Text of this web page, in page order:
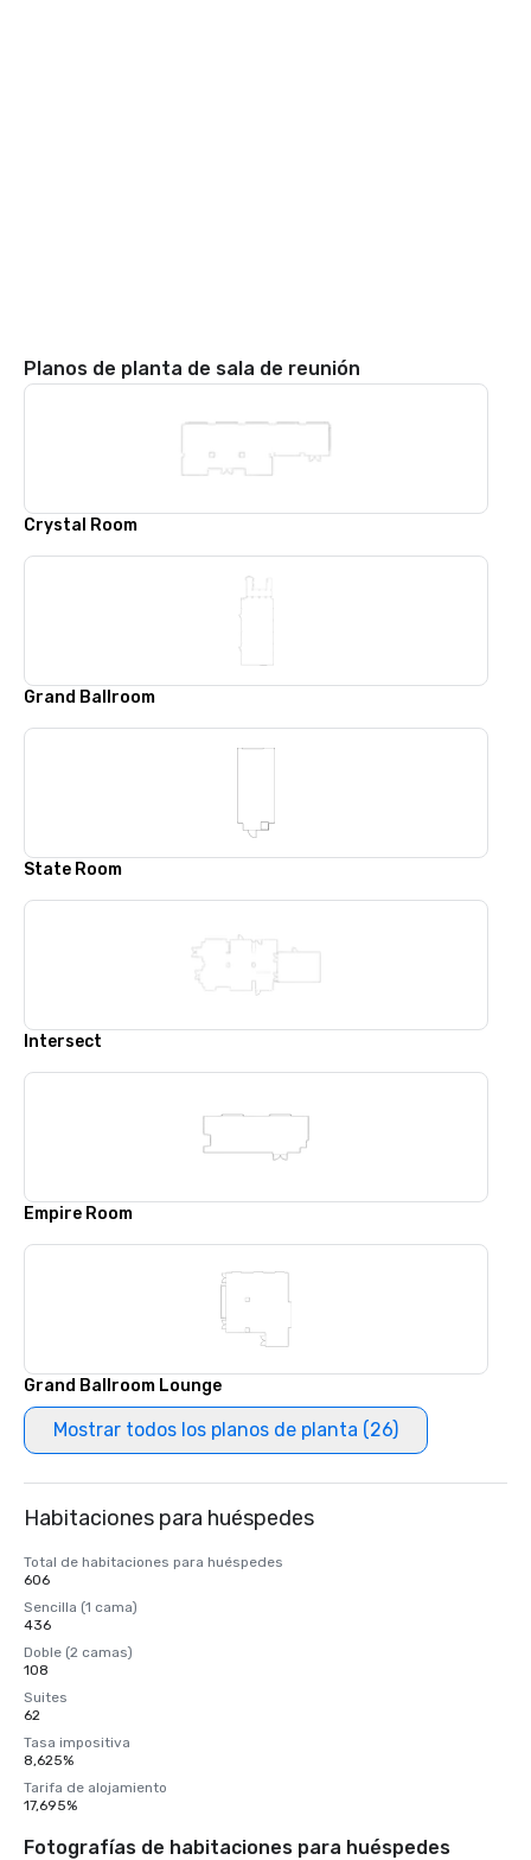
Planos de planta de sala de reunión
Crystal Room
Grand Ballroom
State Room
Intersect
Empire Room
Grand Ballroom Lounge
Mostrar todos los planos de planta (26)
Habitaciones para huéspedes
Total de habitaciones para huéspedes
606
Sencilla (1 cama)
436
Doble (2 camas)
108
Suites
62
Tasa impositiva
8,625%
Tarifa de alojamiento
17,695%
Fotografías de habitaciones para huéspedes